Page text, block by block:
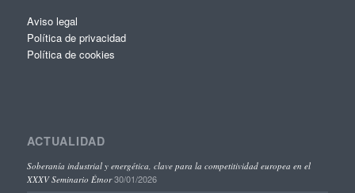
Aviso legal
Política de privacidad
Política de cookies
ACTUALIDAD
Soberanía industrial y energética, clave para la competitividad europea en el
XXXV Seminario Étnor 30/01/2026